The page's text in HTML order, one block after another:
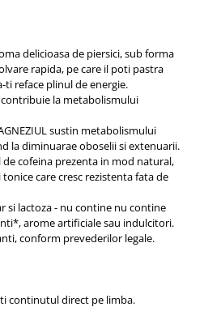
delicioasa de piersici, sub forma
rapida, pe care il poti pastra
reface plinul de energie.
contribuie la metabolismului
sustin metabolismului
la diminuarae oboselii si extenuarii.
cofeina prezenta in mod natural,
care cresc rezistenta fata de
si lactoza - nu contine nu contine
arome artificiale sau indulcitori.
conform prevederilor legale.
continutul direct pe limba.